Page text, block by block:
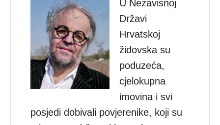
U Nezavisnoj
Državi
Hrvatskoj
židovska su
poduzeća,
cjelokupna
imovina i svi
posjedi dobivali povjerenike, koji su